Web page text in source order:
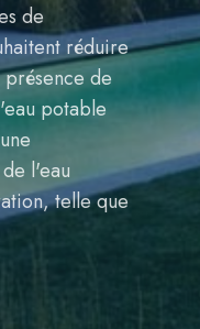
de
réduire
de
potable
l'eau
telle que